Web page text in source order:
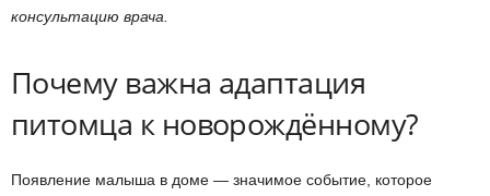
консультацию врача.
Почему важна адаптация
питомца к новорождённому?
Появление малыша в доме — значимое событие, которое